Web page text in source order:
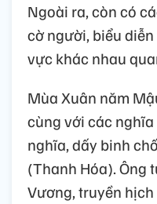
Ngoài ra, còn có
cờ người, biểu
vực khác nhau
Mùa Xuân năm
cùng với các
nghĩa, dấy binh
(Thanh Hóa). Ông
Vương, truyền